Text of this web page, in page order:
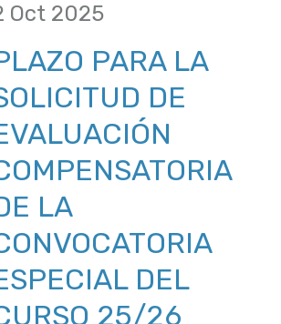
Oct 2025
PARA LA
DE
LA
DEL
25/26